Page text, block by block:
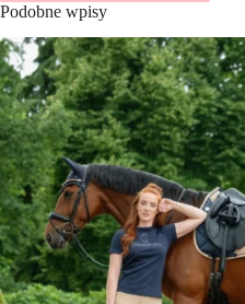
Podobne wpisy